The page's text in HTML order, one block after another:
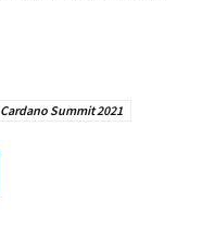
Cardano Summit 2021